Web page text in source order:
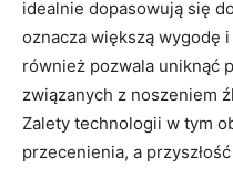
idealnie dopasowują się
oznacza większą wygodę⁢
również pozwala uniknąć
związanych⁢ z ⁤noszeniem
Zalety technologii w tym
przecenienia, a